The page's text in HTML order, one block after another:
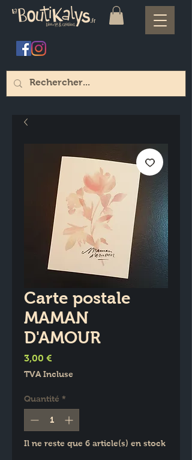
Carte postale
MAMAN
D'AMOUR
3,00 €
TVA Incluse
Quantité *
Il ne reste que 6 article(s) en stock